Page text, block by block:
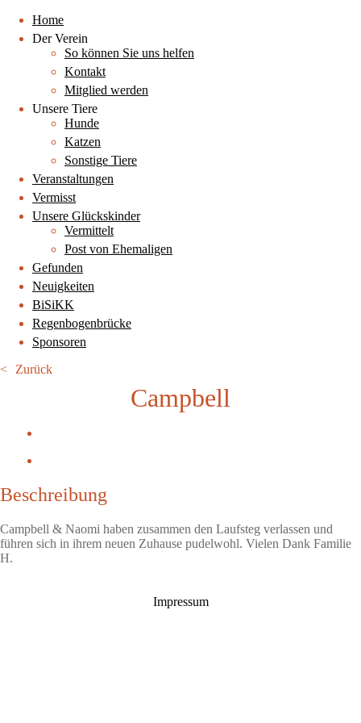
Home
Der Verein
So können Sie uns helfen
Kontakt
Mitglied werden
Unsere Tiere
Hunde
Katzen
Sonstige Tiere
Veranstaltungen
Vermisst
Unsere Glückskinder
Vermittelt
Post von Ehemaligen
Gefunden
Neuigkeiten
BiSiKK
Regenbogenbrücke
Sponsoren
Zurück
Campbell
Beschreibung
Campbell & Naomi haben zusammen den Laufsteg verlassen und
führen sich in ihrem neuen Zuhause pudelwohl. Vielen Dank Familie
H.
Impressum